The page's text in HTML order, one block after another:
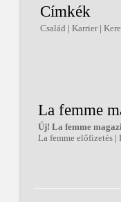
Címkék
Család | Karrier|
La femme
Új! La femme
La femme előfizetés |